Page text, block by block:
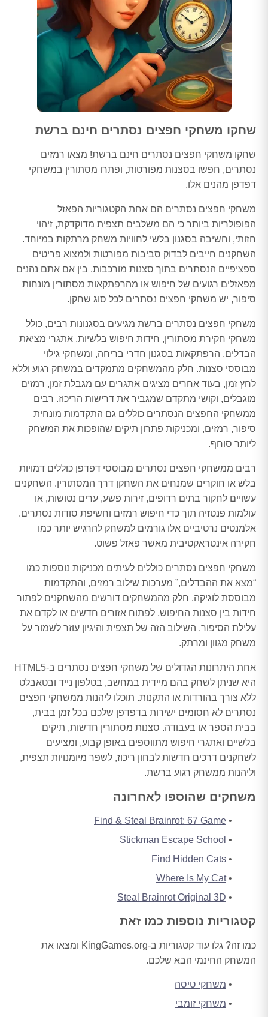
שחקו משחקי חפצים נסתרים חינם ברשת
שחקו משחקי חפצים נסתרים חינם ברשת! מצאו רמזים
נסתרים, חפשו בסצנות מפורטות, ופתרו מסתורין במשחקי
דפדפן מהנים אלו.
משחקי חפצים נסתרים הם אחת הקטגוריות הפאזל
הפופולריות ביותר כי הם משלבים תצפית מדוקדקת, זיהוי
חזותי, וחשיבה בסגנון בלשי לחוויות משחק מרתקות במיוחד.
השחקנים חייבים לבדוק סביבות מפורטות ולמצוא פריטים
ספציפיים הנסתרים בתוך סצנות מורכבות. בין אם אתם נהנים
מפאזלים רגועים של חיפוש או מהרפתקאות מסתורין מונחות
סיפור, יש משחקי חפצים נסתרים לכל סוג שחקן.
משחקי חפצים נסתרים ברשת מגיעים בסגנונות רבים, כולל
משחקי חקירת מסתורין, חידות חיפוש בלשיות, אתגרי מציאת
הבדלים, הרפתקאות בסגנון חדרי בריחה, ומשחקי גילוי
מבוססי סצנות. חלק מהמשחקים מתמקדים במשחק רגוע וללא
לחץ זמן, בעוד אחרים מציגים אתגרים עם מגבלת זמן, רמזים
מוגבלים, וקושי מתקדם שמגביר את דרישות הריכוז. רבים
ממשחקי החפצים הנסתרים כוללים גם התקדמות מונחית
סיפור, רמזים, ומכניקות פתרון תיקים שהופכות את המשחק
ליותר סוחף.
רבים ממשחקי חפצים נסתרים מבוססי דפדפן כוללים דמויות
בלש או חוקרים שמנחים את השחקן דרך המסתורין. השחקנים
עשויים לחקור בתים רדופים, זירות פשע, ערים נטושות, או
עולמות פנטזיה תוך כדי חיפוש רמזים וחשיפת סודות נסתרים.
אלמנטים נרטיביים אלו גורמים למשחק להרגיש יותר כמו
חקירה אינטראקטיבית מאשר פאזל פשוט.
משחקי חפצים נסתרים כוללים לעיתים מכניקות נוספות כמו
“מצא את ההבדלים,” מערכות שילוב רמזים, והתקדמות
מבוססת לוגיקה. חלק מהמשחקים דורשים מהשחקנים לפתור
חידות בין סצנות החיפוש, לפתוח אזורים חדשים או לקדם את
עלילת הסיפור. השילוב הזה של תצפית והיגיון עוזר לשמור על
משחק מגוון ומרתק.
אחת היתרונות הגדולים של משחקי חפצים נסתרים ב-HTML5
היא שניתן לשחק בהם מיידית במחשב, בטלפון נייד ובטאבלט
ללא צורך בהורדות או התקנות. תוכלו ליהנות ממשחקי חפצים
נסתרים לא חסומים ישירות בדפדפן שלכם בכל זמן בבית,
בבית הספר או בעבודה. סצנות מסתורין חדשות, תיקים
בלשיים ואתגרי חיפוש מתווספים באופן קבוע, ומציעים
לשחקנים דרכים חדשות לבחון ריכוז, לשפר מיומנויות תצפית,
וליהנות ממשחק רגוע ברשת.
משחקים שהוספו לאחרונה
Find & Steal Brainrot: 67 Game
Stickman Escape School
Find Hidden Cats
Where Is My Cat
Steal Brainrot Original 3D
קטגוריות נוספות כמו זאת
כמו זה? גלו עוד קטגוריות ב-KingGames.org ומצאו את
המשחק החינמי הבא שלכם.
משחקי טיסה
משחקי זומבי